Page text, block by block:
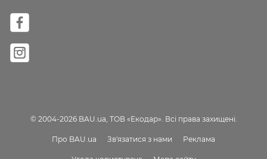
© 2004-2026 BAU.ua, ТОВ «Екодар». Всі права захищені.
Про BAU.ua Зв'язатися з нами Реклама